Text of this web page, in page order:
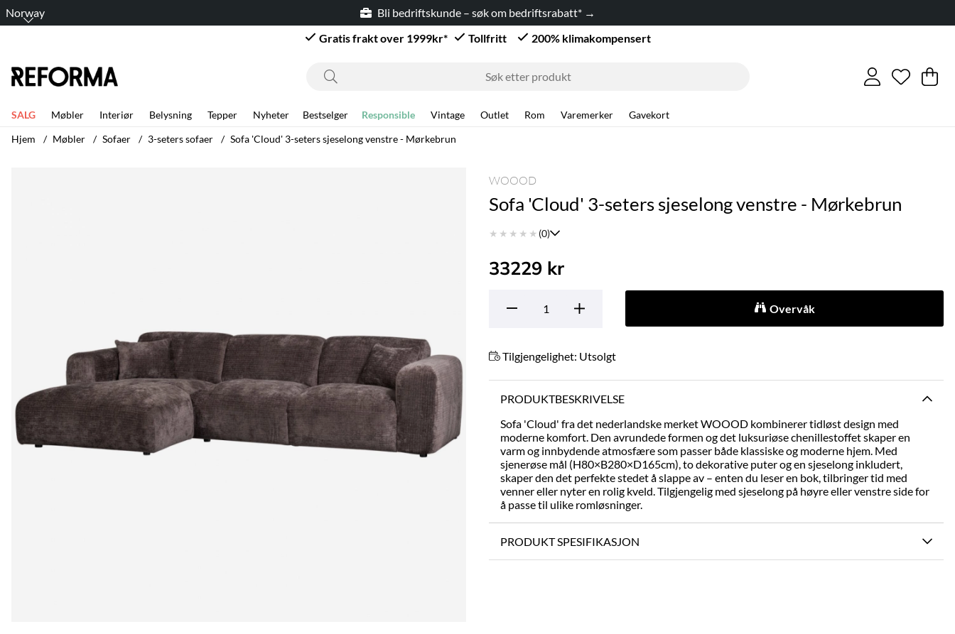
Norway
Bli bedriftskunde – søk om bedriftsrabatt* →
Gratis frakt over 1999kr*
Tollfritt 200% klimakompensert
Antall i
. .
SALG Møbler Interiør Belysning Tepper Nyheter Bestselger Responsible Vintage Outlet Rom Varemerker
Gavekort
Hjem
Møbler Sofaer 3-seters sofaer Sofa 'Cloud' 3-seters sjeselong venstre - Mørkebrun
WOOOD
Sofa 'Cloud' 3-seters sjeselong venstre - Mørkebrun
★ ★ ★ ★ ★ (0)
33229 kr
Overvåk
Tilgjengelighet: Utsolgt
PRODUKTBESKRIVELSE
Sofa 'Cloud' fra det nederlandske merket WOOOD kombinerer tidløst design med
moderne komfort. Den avrundede formen og det luksuriøse chenillestoffet skaper en
varm og innbydende atmosfære som passer både klassiske og moderne hjem. Med
sjenerøse mål (H80×B280×D165cm), to dekorative puter og en sjeselong inkludert,
skaper den det perfekte stedet å slappe av – enten du leser en bok, tilbringer tid med
venner eller nyter en rolig kveld. Tilgjengelig med sjeselong på høyre eller venstre side for
å passe til ulike romløsninger.
PRODUKT SPESIFIKASJON